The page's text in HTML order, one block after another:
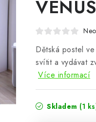
Dětská postel
svítit a vydávat
Více informací
Skladem (1